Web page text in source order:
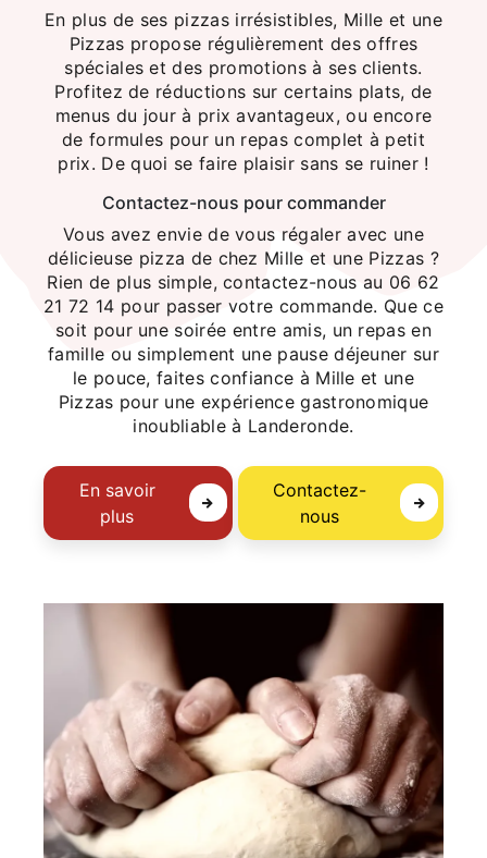
En plus de ses pizzas irrésistibles, Mille et une
Pizzas propose régulièrement des offres
spéciales et des promotions à ses clients.
Profitez de réductions sur certains plats, de
menus du jour à prix avantageux, ou encore
de formules pour un repas complet à petit
prix. De quoi se faire plaisir sans se ruiner !
Contactez-nous pour commander
Vous avez envie de vous régaler avec une
délicieuse pizza de chez Mille et une Pizzas ?
Rien de plus simple, contactez-nous au 06 62
21 72 14 pour passer votre commande. Que ce
soit pour une soirée entre amis, un repas en
famille ou simplement une pause déjeuner sur
le pouce, faites confiance à Mille et une
Pizzas pour une expérience gastronomique
inoubliable à Landeronde.
En savoir
plus
Contactez-
nous